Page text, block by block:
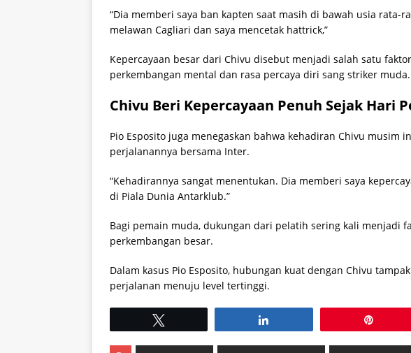
“Dia memberi saya ban kapten saat masih di bawah usia rata-
melawan Cagliari dan saya mencetak hattrick,”
Kepercayaan besar dari Chivu disebut menjadi salah satu
perkembangan mental dan rasa percaya diri sang striker muda.
Chivu Beri Kepercayaan Penuh Sejak Hari
Pio Esposito juga menegaskan bahwa kehadiran Chivu musim
perjalanannya bersama Inter.
“Kehadirannya sangat menentukan. Dia memberi saya
di Piala Dunia Antarklub.”
Bagi pemain muda, dukungan dari pelatih sering kali menjadi
perkembangan besar.
Dalam kasus Pio Esposito, hubungan kuat dengan Chivu
perjalanan menuju level tertinggi.